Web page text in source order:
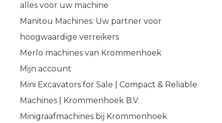
alles voor uw machine
Manitou Machines: Uw partner voor
hoogwaardige verreikers
Merlo machines van Krommenhoek
Mijn account
Mini Excavators for Sale | Compact & Reliable
Machines | Krommenhoek B.V.
Minigraafmachines bij Krommenhoek